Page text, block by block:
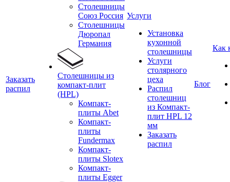
Заказать
распил
Столешницы
Союз Россия
Столешницы
Дюропал
Германия
Столешницы из
компакт-плит
(HPL)
Компакт-
плиты Abet
Компакт-
плиты
Fundermax
Компакт-
плиты Slotex
Компакт-
плиты Egger
Услуги
Установка
кухонной
столешницы
Услуги
столярного
цеха
Распил
столешниц
из Компакт-
плит HPL 12
мм
Заказать
распил
Блог
Как